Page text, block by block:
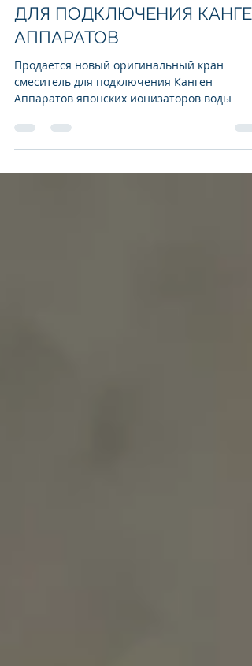
КУПИТЬ КРАН СМЕСИТЕЛЬ
ДЛЯ ПОДКЛЮЧЕНИЯ
АППАРАТОВ
Продается новый оригинальный кран
Аппаратов японских ионизаторов воды